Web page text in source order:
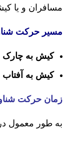
مسافران و یا
مسیر حرکت
کیش به چارک
کیش به آفتاب
زمان حرکت
به طور معمول در 3 وقت از روز (ساعت 8 صبح، 1 ظهر و 6 بعد از ظهر) شناورها حرکت میکنند.